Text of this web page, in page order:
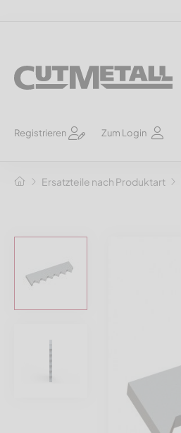
Registrieren Zum Login
Ersatzteile nach Produktart